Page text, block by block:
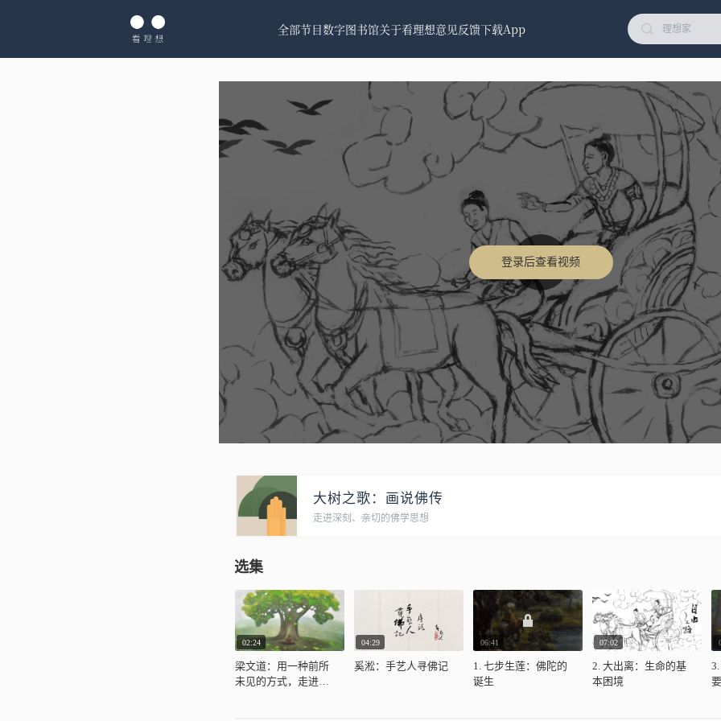
全部节目数字图书馆关于看理想意见反馈下载App
登录后查看视频
大树之歌：画说佛传
走进深刻、亲切的佛学思想
选集
02:24
梁文道：用一种前所
未见的方式，走进佛
04:29
奚淞：手艺人寻佛记
06:41
1. 七步生莲：佛陀的
诞生
07:02
2. 大出离：生命的基
本困境